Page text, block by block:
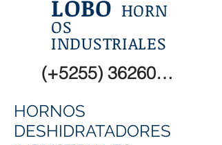
LOBO HORN
OS
INDUSTRIALES
(+5255) 36260073
HORNOS
DESHIDRATADORES